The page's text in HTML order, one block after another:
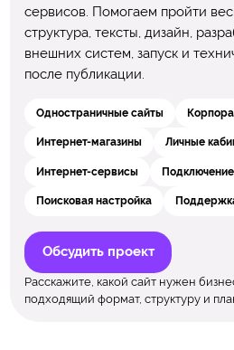
сервисов. Помогаем пройти
структура, тексты, дизайн,
внешних систем, запуск и
после публикации.
Одностраничные сайты
Интернет-магазины Личные
Интернет-сервисы
Поисковая настройка
Обсудить проект
Расскажите, какой сайт нужен
подходящий формат, структуру и